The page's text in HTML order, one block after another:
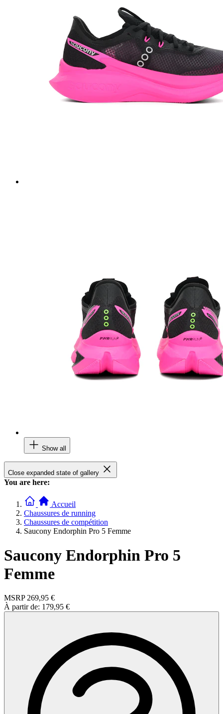
Show all
Close expanded state of gallery
You are here:
Accueil
Chaussures de running
Chaussures de compétition
Saucony Endorphin Pro 5 Femme
Saucony Endorphin Pro 5
Femme
MSRP 269,95 €
À partir de: 179,95 €